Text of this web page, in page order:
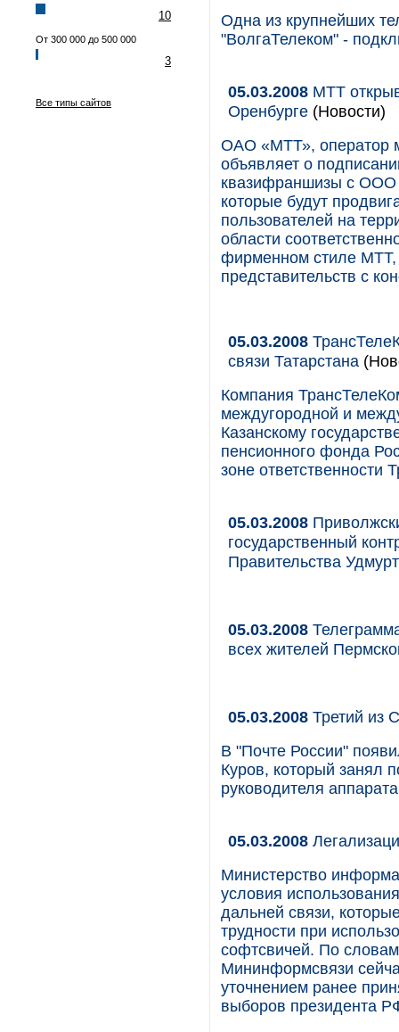
10
От 300 000 до 500 000
3
Все типы сайтов
Одна из крупнейших
"ВолгаТелеком" -
05.03.2008 МТТ
Оренбурге (Новости)
ОАО «МТТ», оператор
объявляет о
квазифраншизы с
которые будут
пользователей на
области
фирменном стиле МТТ,
представительств с
05.03.2008
связи Татарстана
Компания
междугородной и
Казанскому
пенсионного фонда
зоне ответственности
05.03.2008
государственный
Правительства
05.03.2008
всех жителей
05.03.2008 Третий из
В "Почте России"
Куров, который занял
руководителя
05.03.2008
Министерство
условия
дальней связи,
трудности при
софтсвичей. По словам
Мининформсвязи
уточнением ранее
выборов президента